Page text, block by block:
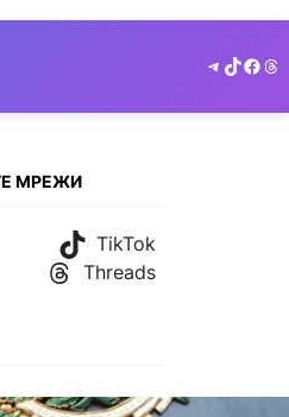
Telegram
TikTok
МРЕЖИ
TikTok
Threads